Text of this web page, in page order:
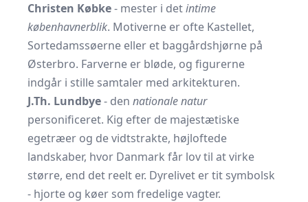
Christen Købke- mester i detintime
københavnerblik. Motiverne er ofte Kastellet,
Sortedamssøerne eller et baggårdshjørne på
Østerbro. Farverne er bløde, og figurerne
indgår i stille samtaler med arkitekturen.
J.Th. Lundbye- den nationale natur
personificeret. Kig efter de majestætiske
egetræer og de vidtstrakte, højloftede
landskaber, hvor Danmark får lov til at virke
større, end det reelt er. Dyrelivet er tit symbolsk
- hjorte og køer som fredelige vagter.